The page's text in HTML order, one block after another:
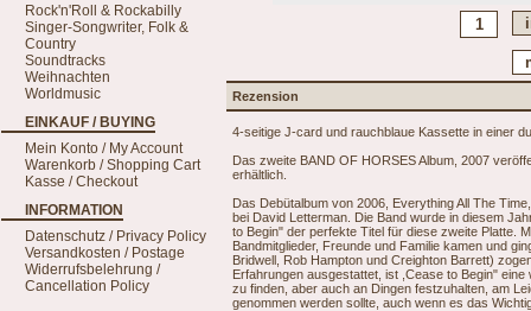
Rock'n'Roll & Rockabilly
Singer-Songwriter, Folk &
Country
Soundtracks
Weihnachten
Worldmusic
EINKAUF / BUYING
Mein Konto / My Account
Warenkorb / Shopping Cart
Kasse / Checkout
INFORMATION
Datenschutz / Privacy Policy
Versandkosten / Postage
Widerrufsbelehrung /
Cancellation Policy
Rezension
4-seitige J-card und rauchblaue Kassette in einer
Das zweite BAND OF HORSES Album, 2007
erhältlich.
Das Debütalbum von 2006, Everything All The
bei David Letterman. Die Band wurde in diesem
to Begin" der perfekte Titel für diese zweite Platte.
Bandmitglieder, Freunde und Familie kamen und
Bridwell, Rob Hampton und Creighton Barrett)
Erfahrungen ausgestattet, ist ,Cease to Begin"
zu finden, aber auch an Dingen festzuhalten, am
genommen werden sollte, auch wenn es das